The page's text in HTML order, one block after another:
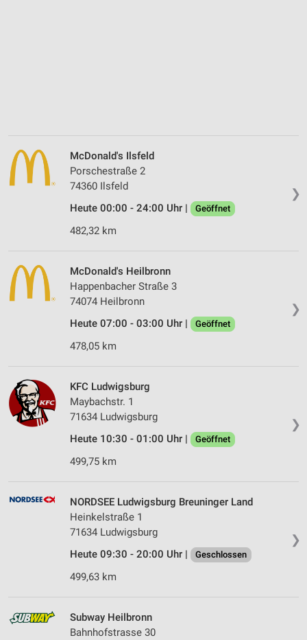
❯
McDonald's Ilsfeld
Porschestraße 2
74360 Ilsfeld
Heute 00:00 - 24:00 Uhr |
Geöffnet
482,32 km
❯
McDonald's Heilbronn
Happenbacher Straße 3
74074 Heilbronn
Heute 07:00 - 03:00 Uhr |
Geöffnet
478,05 km
❯
KFC Ludwigsburg
Maybachstr. 1
71634 Ludwigsburg
Heute 10:30 - 01:00 Uhr |
Geöffnet
499,75 km
❯
NORDSEE Ludwigsburg Breuninger Land
Heinkelstraße 1
71634 Ludwigsburg
Heute 09:30 - 20:00 Uhr |
Geschlossen
499,63 km
Subway Heilbronn
Bahnhofstrasse 30